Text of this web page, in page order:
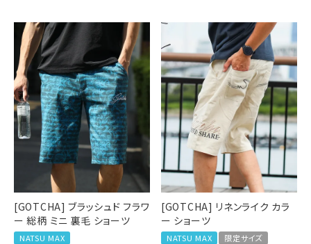
XL
XXL
XXXL
29inc
30inc
32inc
34inc
36inc
38inc
40inc
カラー
tune
[GOTCHA] ブラッシュド フラワ
ー 総柄 ミニ 裏毛 ショーツ
NATSU MAX
[GOTCHA] リネンライク カラ
ー ショーツ
NATSU MAX 限定サイズ